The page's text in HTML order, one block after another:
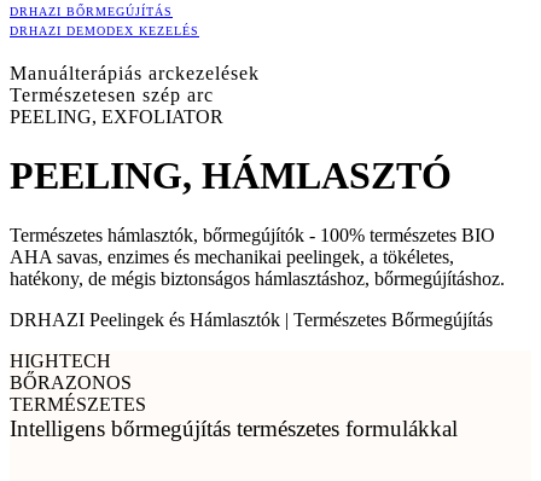
DRHAZI BŐRMEGÚJÍTÁS
DRHAZI DEMODEX KEZELÉS
Manuálterápiás arckezelések
Természetesen szép arc
PEELING, EXFOLIATOR
PEELING, HÁMLASZTÓ
Természetes hámlasztók, bőrmegújítók - 100% természetes BIO
AHA savas, enzimes és mechanikai peelingek, a tökéletes,
hatékony, de mégis biztonságos hámlasztáshoz, bőrmegújításhoz.
DRHAZI Peelingek és Hámlasztók | Természetes Bőrmegújítás
HIGHTECH
BŐRAZONOS
TERMÉSZETES
Intelligens bőrmegújítás természetes formulákkal